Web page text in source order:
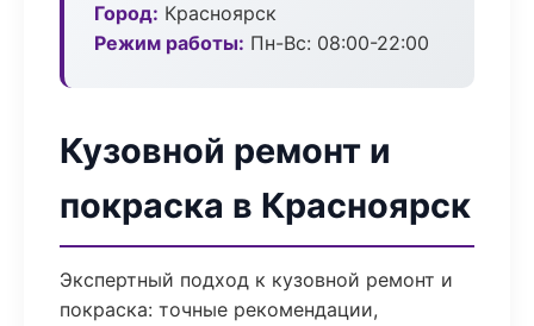
Город: Красноярск
Режим работы: Пн-Вс: 08:00-22:00
Кузовной ремонт и
покраска в Красноярск
Экспертный подход к кузовной ремонт и
покраска: точные рекомендации,